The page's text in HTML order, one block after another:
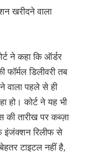
खरीदने वाला
ने कहा कि ऑर्डर
डिलीवरी तब
वाला पहले से ही
हो। कोर्ट ने यह भी
तारीख पर कब्ज़ा
इंजंक्शन रिलीफ से
टाइटल नहीं है,